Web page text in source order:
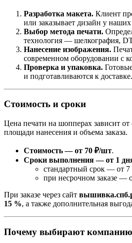
Разработка макета. Клиент
или заказывает дизайн у
Выбор метода печати.
технология — шелкография,
Нанесение изображения.
современном оборудовании с
Проверка и упаковка.
и подготавливаются к доставке.
Стоимость и сроки
Цена печати на шопперах зависит
площади нанесения и объема заказа.
Стоимость — от 70 ₽/шт.
Сроки выполнения — от 1
стандартный срок — от 7
при несрочном заказе —
При заказе через сайт
15 %, а также дополнительная
Почему выбирают